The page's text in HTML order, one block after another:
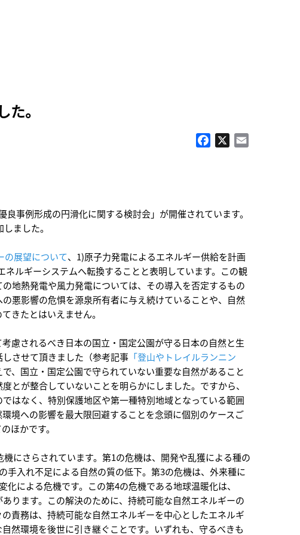
。
Facebook
事例形成の円滑化に関する検討会」が開催されています。
ました。
の展望について、1)原子力発電によるエネルギー供給を計画
ルギーシステムへ転換することと表明しています。この観
地熱発電や風力発電については、その導入を否定するもの
悪影響の危惧を源泉所有者に与え続けていることや、自然
きたとはいえません。
慮されるべき日本の国立・国定公園が守る日本の自然と生
させて頂きました（参考記事 「登山やトレイルランニン
、国立・国定公園で守られていない重要な自然があること
とが整合していないことを明らかにしました。ですから、
はなく、特別保護地区や第一種特別地域となっている範囲
境への影響を最大限回避することを念頭に個別のケースご
ほかです。
にさらされています。第1の危機は、開発や乱獲による種の
入れ不足による自然の質の低下。第3の危機は、外来種に
による危機です。この第4の危機である地球温暖化は、
ります。この解決のために、持続可能な自然エネルギーの
責務は、持続可能な自然エネルギーを中心としたエネルギ
然環境を後世に引き継ぐことです。いずれも、守るべきも